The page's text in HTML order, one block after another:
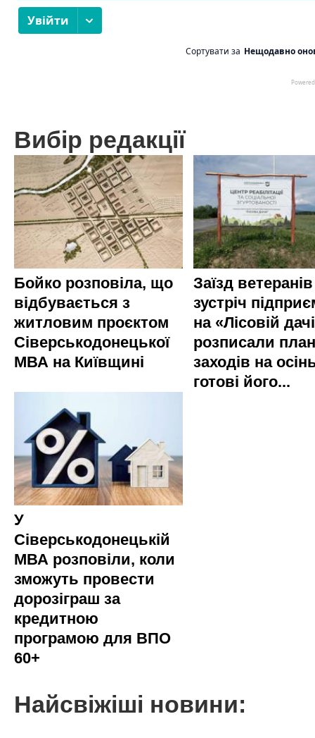
Вибір редакції
Бойко розповіла, що
відбувається з
житловим проєктом
Сіверськодонецької
МВА на Київщині
Заїзд
зустріч
на «Лісовій
розписали план
заходів на
готові його...
У
Сіверськодонецькій
МВА розповіли, коли
зможуть провести
дорозіграш за
кредитною
програмою для ВПО
60+
Найсвіжіші новини: